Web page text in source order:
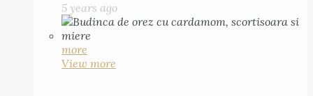
5 years ago
more
View more